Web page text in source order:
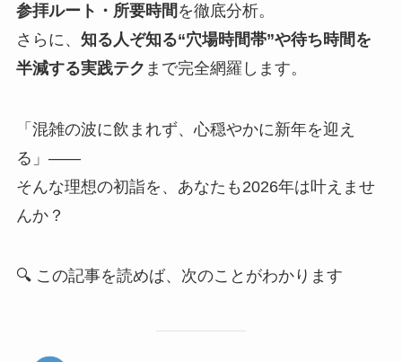
参拝ルート・所要時間 を徹底分析。
さらに、 知る人ぞ知る“穴場時間帯”や待ち時間を
半減する実践テク まで完全網羅します。
「混雑の波に飲まれず、心穏やかに新年を迎え
る」――
そんな理想の初詣を、あなたも2026年は叶えませ
んか？
🔍 この記事を読めば、次のことがわかります